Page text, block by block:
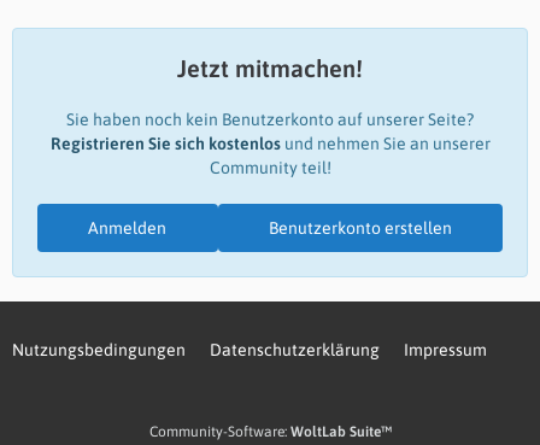
Jetzt mitmachen!
Sie haben noch kein Benutzerkonto auf unserer Seite?
Registrieren Sie sich kostenlosund nehmen Sie an unserer
Community teil!
Benutzerkonto erstellen
Anmelden
Nutzungsbedingungen Datenschutzerklärung Impressum
Community-Software: WoltLab Suite™